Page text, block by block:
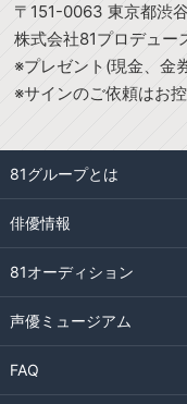
〒151-0063 東京都渋
株式会社81プロデ
※プレゼント(現金、金
※サインのご依頼はお控
81グループとは
俳優情報
81オーディション
声優ミュージアム
FAQ